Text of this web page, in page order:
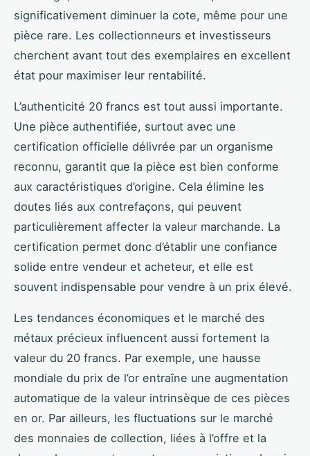
significativement diminuer la cote, même pour une
pièce rare. Les collectionneurs et investisseurs
cherchent avant tout des exemplaires en excellent
état pour maximiser leur rentabilité.
L’authenticité 20 francs est tout aussi importante.
Une pièce authentifiée, surtout avec une
certification officielle délivrée par un organisme
reconnu, garantit que la pièce est bien conforme
aux caractéristiques d’origine. Cela élimine les
doutes liés aux contrefaçons, qui peuvent
particulièrement affecter la valeur marchande. La
certification permet donc d’établir une confiance
solide entre vendeur et acheteur, et elle est
souvent indispensable pour vendre à un prix élevé.
Les tendances économiques et le marché des
métaux précieux influencent aussi fortement la
valeur du 20 francs. Par exemple, une hausse
mondiale du prix de l’or entraîne une augmentation
automatique de la valeur intrinsèque de ces pièces
en or. Par ailleurs, les fluctuations sur le marché
des monnaies de collection, liées à l’offre et la